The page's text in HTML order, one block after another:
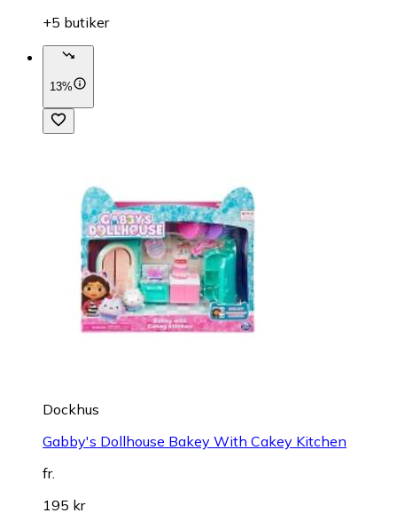
+5 butiker
13%
Dockhus
Gabby's Dollhouse Bakey With Cakey Kitchen
fr.
195 kr